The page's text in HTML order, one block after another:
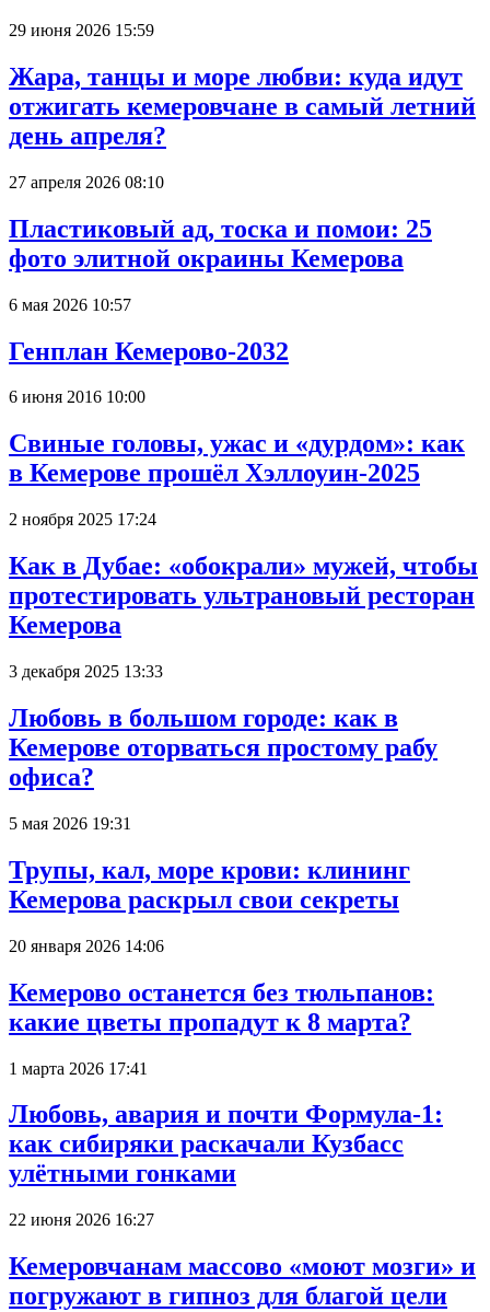
29 июня 2026 15:59
Жара, танцы и море любви: куда идут
отжигать кемеровчане в самый летний
день апреля?
27 апреля 2026 08:10
Пластиковый ад, тоска и помои: 25
фото элитной окраины Кемерова
6 мая 2026 10:57
Генплан Кемерово-2032
6 июня 2016 10:00
Свиные головы, ужас и «дурдом»: как
в Кемерове прошёл Хэллоуин-2025
2 ноября 2025 17:24
Как в Дубае: «обокрали» мужей, чтобы
протестировать ультрановый ресторан
Кемерова
3 декабря 2025 13:33
Любовь в большом городе: как в
Кемерове оторваться простому рабу
офиса?
5 мая 2026 19:31
Трупы, кал, море крови: клининг
Кемерова раскрыл свои секреты
20 января 2026 14:06
Кемерово останется без тюльпанов:
какие цветы пропадут к 8 марта?
1 марта 2026 17:41
Любовь, авария и почти Формула-1:
как сибиряки раскачали Кузбасс
улётными гонками
22 июня 2026 16:27
Кемеровчанам массово «моют мозги» и
погружают в гипноз для благой цели